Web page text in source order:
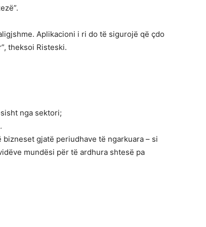
Aplikacioni i ri do të sigurojë që çdo
theksoi Risteski.
nga sektori;
gjatë periudhave të ngarkuara – si
mundësi për të ardhura shtesë pa